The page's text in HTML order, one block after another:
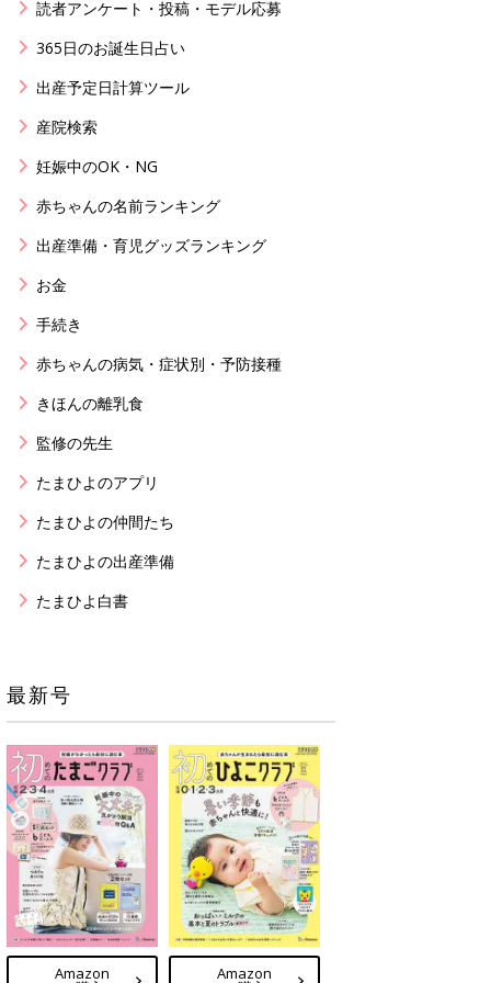
読者アンケート・投稿・モデル応募
365日のお誕生日占い
出産予定日計算ツール
産院検索
妊娠中のOK・NG
赤ちゃんの名前ランキング
出産準備・育児グッズランキング
お金
手続き
赤ちゃんの病気・症状別・予防接種
きほんの離乳食
監修の先生
たまひよのアプリ
たまひよの仲間たち
たまひよの出産準備
たまひよ白書
最新号
Amazon Amazon